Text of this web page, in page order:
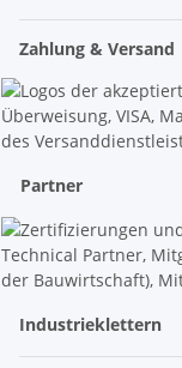
Zahlung & Versand
Partner
Industrieklettern